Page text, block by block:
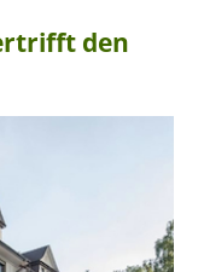
den